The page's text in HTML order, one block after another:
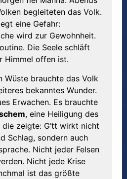
begleiteten das Volk.
eine Gefahr:
wird zur Gewohnheit.
Die Seele schläft
Himmel offen ist.
Wüste brauchte das Volk
bekanntes Wunder.
Erwachen. Es brauchte
, eine Heiligung des
zeigte: G’tt wirkt nicht
Schlag, sondern auch
Nicht jeder Felsen
Nicht jede Krise
ist das größte